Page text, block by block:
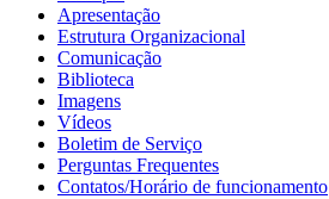
Apresentação
Estrutura Organizacional
Comunicação
Biblioteca
Imagens
Vídeos
Boletim de Serviço
Perguntas Frequentes
Contatos/Horário de funcionamento